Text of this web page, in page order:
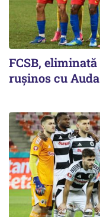
FCSB,
ruşinos cu Auda